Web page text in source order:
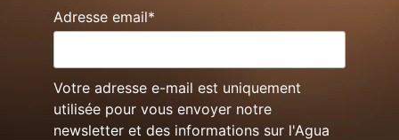
Adresse email*
Votre adresse e-mail est uniquement
utilisée pour vous envoyer notre
newsletter et des informations sur l'Agua